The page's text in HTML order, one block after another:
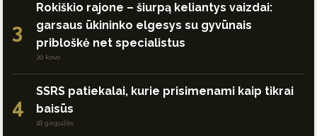
3
Rokiškio rajone – šiurpą keliantys vaizdai:
garsaus ūkininko elgesys su gyvūnais
pribloškė net specialistus
20 kovo
4
SSRS patiekalai, kurie prisimenami kaip tikrai
baisūs
18 gegužės